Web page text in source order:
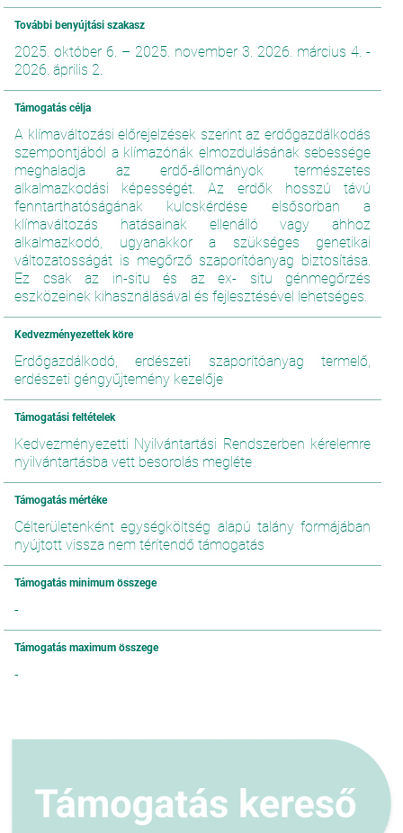
További benyújtási szakasz
2025. október 6. – 2025. november 3. 2026. március 4. -
2026. április 2.
Támogatás célja
A klímaváltozási előrejelzések szerint az erdőgazdálkodás
szempontjából a klímazónák elmozdulásának sebessége
meghaladja az erdő-állományok természetes
alkalmazkodási képességét. Az erdők hosszú távú
fenntarthatóságának kulcskérdése elsősorban a
klímaváltozás hatásainak ellenálló vagy ahhoz
alkalmazkodó, ugyanakkor a szükséges genetikai
változatosságát is megőrző szaporítóanyag biztosítása.
Ez csak az in-situ és az ex- situ génmegőrzés
eszközeinek kihasználásával és fejlesztésével lehetséges.
Kedvezményezettek köre
Erdőgazdálkodó, erdészeti szaporítóanyag termelő,
erdészeti géngyűjtemény kezelője
Támogatási feltételek
Kedvezményezetti Nyilvántartási Rendszerben kérelemre
nyilvántartásba vett besorolás megléte
Támogatás mértéke
Célterületenként egységköltség alapú talány formájában
nyújtott vissza nem térítendő támogatás
Támogatás minimum összege
-
Támogatás maximum összege
-